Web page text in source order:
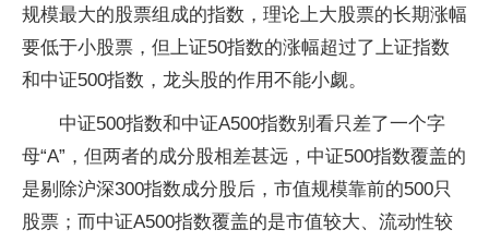
规模最大的股票组成的指数，理论上大股票的长期涨幅
要低于小股票，但上证50指数的涨幅超过了上证指数
和中证500指数，龙头股的作用不能小觑。
中证500指数和中证A500指数别看只差了一个字
母“A”，但两者的成分股相差甚远，中证500指数覆盖的
是剔除沪深300指数成分股后，市值规模靠前的500只
股票；而中证A500指数覆盖的是市值较大、流动性较